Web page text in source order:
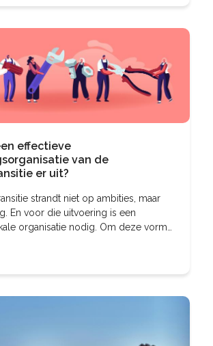
effectieve
van de
er uit?
strandt niet op ambities, maar
En voor die uitvoering is een
organisatie nodig. Om deze vorm